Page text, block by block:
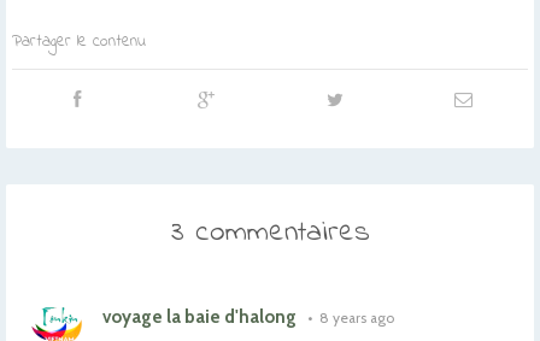
Partager le contenu
3 commentaires
voyage la baie d'halong • 8 years ago